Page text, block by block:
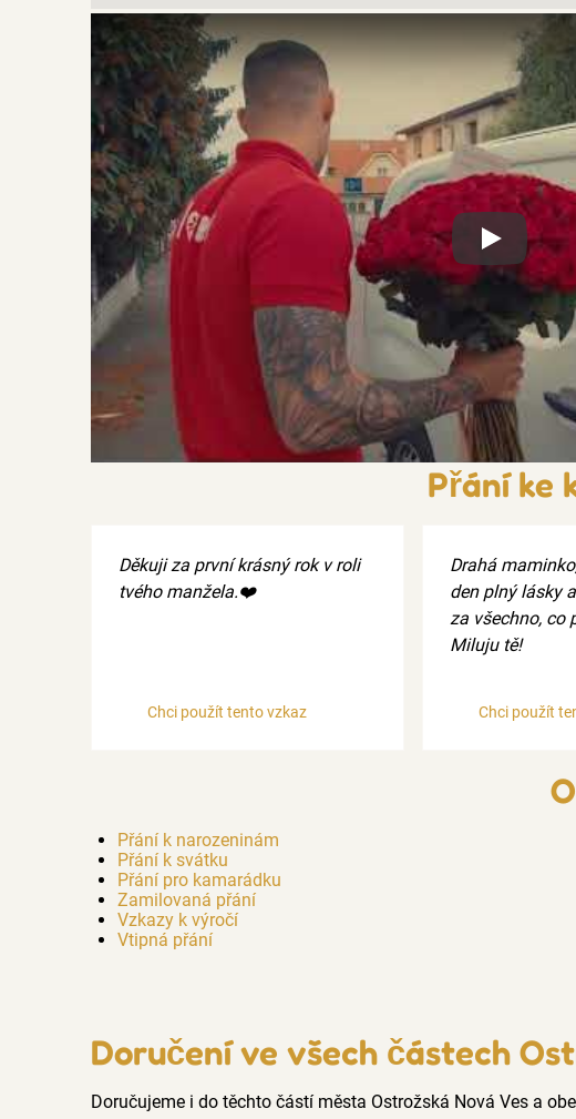
Xxx
Přání ke
Děkuji za první krásný rok v roli
tvého manžela.❤️
Chci použít tento vzkaz
Drahá
den plný lásky
za všechno, co
Miluju tě!
Chci použít
Přání k narozeninám
Přání k svátku
Přání pro kamarádku
Zamilovaná přání
Vzkazy k výročí
Vtipná přání
Doručení ve všech částech
Doručujeme i do těchto částí města Ostrožská Nová Ves a